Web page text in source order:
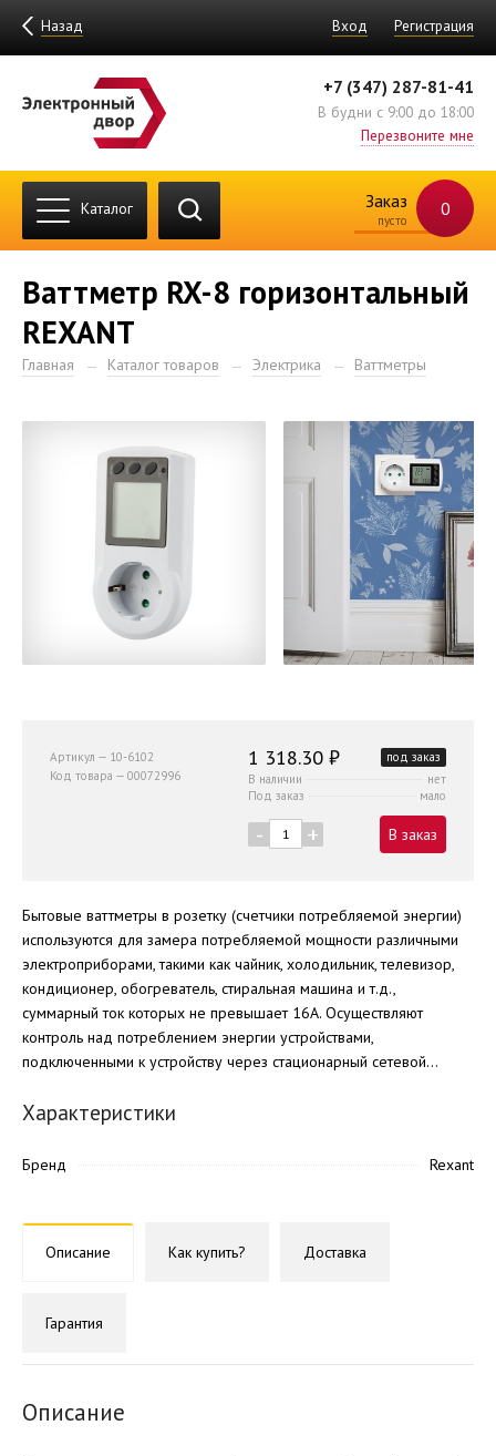
Назад Вход Регистрация
+7 (347) 287-81-41
В будни с 9:00 до 18:00
Перезвоните мне
Каталог Заказ 0
пусто
Ваттметр RX-8 горизонтальный
REXANT
Главная Каталог товаров Электрика Ваттметры
Бытовые ваттметры в розетку (счетчики потребляемой энергии)
используются для замера потребляемой мощности различными
электроприборами, такими как чайник, холодильник, телевизор,
кондиционер, обогреватель, стиральная машина и т.д.,
суммарный ток которых не превышает 16А. Осуществляют
контроль над потреблением энергии устройствами,
подключенными к устройству через стационарный сетевой...
Характеристики
Бренд Rexant
Артикул — 10-6102
Код товара — 00072996
1 318.30 ₽
под заказ
В наличии
нет
Под заказ
мало
- + В заказ
Описание Как купить? Доставка
Гарантия
Описание